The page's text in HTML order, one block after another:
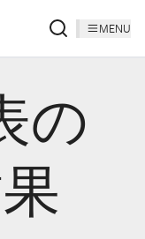
MENU
の